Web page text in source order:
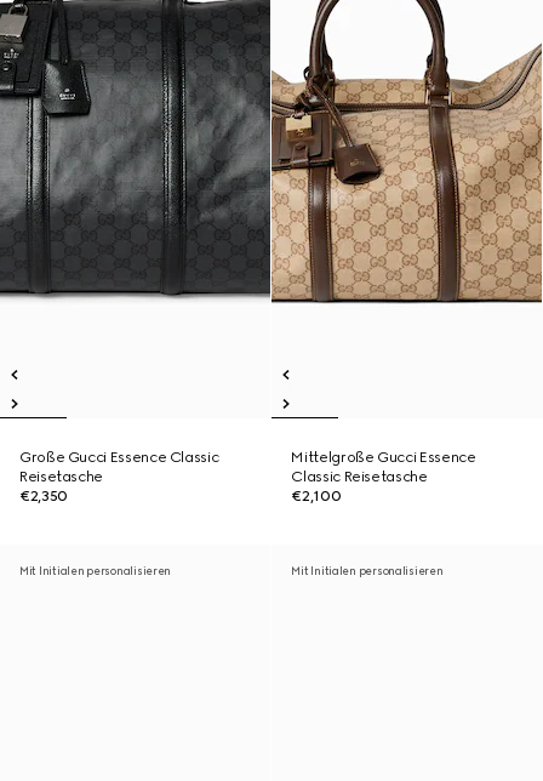
Große Gucci Essence Classic
Reisetasche
€2,350
Mittelgroße Gucci Essence
Classic Reisetasche
€2,100
Mit Initialen personalisieren Mit Initialen personalisieren